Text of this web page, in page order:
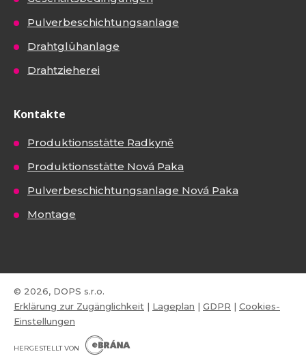
Pulverbeschichtungsanlage
Drahtglühanlage
Drahtzieherei
Kontakte
Produktionsstätte Radkyně
Produktionsstätte Nová Paka
Pulverbeschichtungsanlage Nová Paka
Montage
© 2026, DOPS s.r.o.
Erklärung zur Zugänglichkeit | Lageplan | GDPR | Cookies-
Einstellungen
HERGESTELLT VON
B